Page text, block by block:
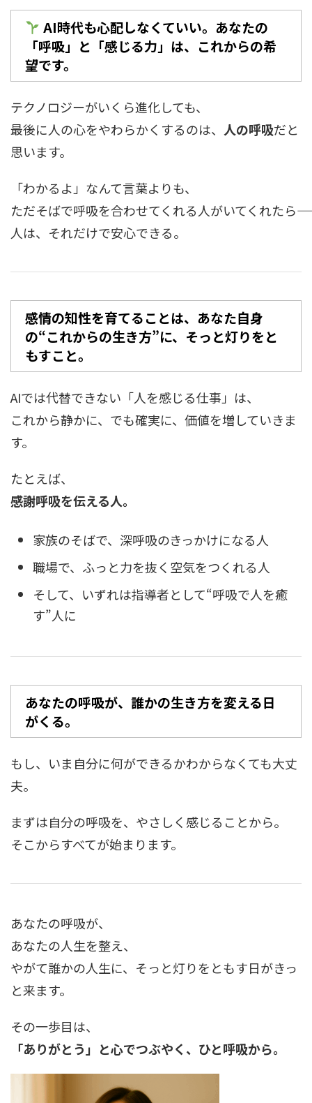
AI時代も心配しなくていい。あなたの
「呼吸」と「感じる力」は、これからの希
望です。
テクノロジーがいくら進化しても、
最後に人の心をやわらかくするのは、 人の呼吸だと
思います。
「わかるよ」なんて言葉よりも、
ただそばで呼吸を合わせてくれる人がいてくれたら――
人は、それだけで安心できる。
感情の知性を育てることは、あなた自身
の“これからの生き方”に、そっと灯りをと
もすこと。
AIでは代替できない「人を感じる仕事」は、
これから静かに、でも確実に、価値を増していきま
す。
たとえば、
感謝呼吸を伝える人。
家族のそばで、深呼吸のきっかけになる人
職場で、ふっと力を抜く空気をつくれる人
そして、いずれは指導者として“呼吸で人を癒
す”人に
あなたの呼吸が、誰かの生き方を変える日
がくる。
もし、いま自分に何ができるかわからなくても大丈
夫。
まずは自分の呼吸を、やさしく感じることから。
そこからすべてが始まります。
あなたの呼吸が、
あなたの人生を整え、
やがて誰かの人生に、そっと灯りをともす日がきっ
と来ます。
その一歩目は、
「ありがとう」と心でつぶやく、ひと呼吸から。